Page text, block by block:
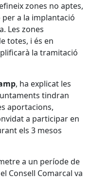
zones no aptes,
a la implantació
Les zones
totes, i és en
la tramitació
, ha explicat les
tindran
aportacions,
a participar en
els 3 mesos
a un període de
Consell Comarcal va